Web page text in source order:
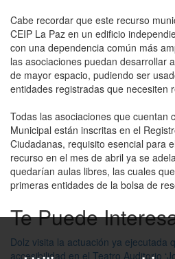
Cabe recordar que este recurso
CEIP La Paz en un edificio
con una dependencia común más
las asociaciones puedan desarrollar
de mayor espacio, pudiendo ser
entidades registradas que necesiten
Todas las asociaciones que cuentan
Municipal están inscritas en el
Ciudadanas, requisito esencial para
recurso en el mes de abril ya se
quedarían aulas libres, las cuales
primeras entidades de la bolsa de
Te Puede
Dolz visita la actuación ya ejecutada
accesibilidad en el Teatro Auditorio